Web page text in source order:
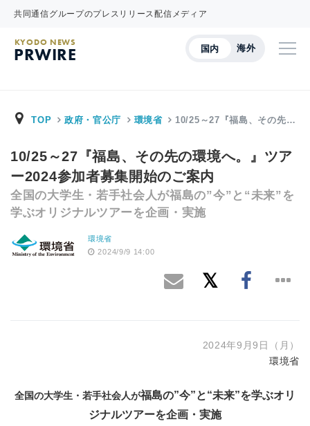
共同通信グループのプレスリリース配信メディア
国内 海外
KYODO NEWS
PRWIRE
TOP 政府・官公庁 環境省 10/25～27『福島、その先…
10/25～27『福島、その先の環境へ。』ツア
ー2024参加者募集開始のご案内
全国の大学生・若手社会人が福島の”今”と“未来”を
学ぶオリジナルツアーを企画・実施
環境省
2024/9/9 14:00
2024年9月9日（月）
環境省
全国の大学生・若手社会人が福島の”今”と“未来”を学ぶオリ
ジナルツアーを企画・実施